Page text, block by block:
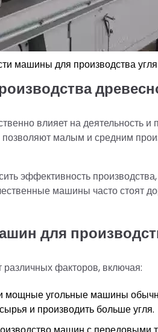
машины для производства угля
влияет на деятельность
малым и средним
эффективность
машины часто стоят
для
факторов, включая:
угольные машины
и производить больше угля.